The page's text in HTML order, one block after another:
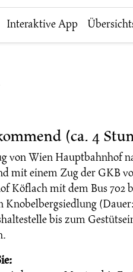
Interaktive App
(ca. 4
von Wien Hauptbahnhof
mit einem Zug der GKB
Köflach mit dem Bus 702
Knobelbergsiedlung
bis zum